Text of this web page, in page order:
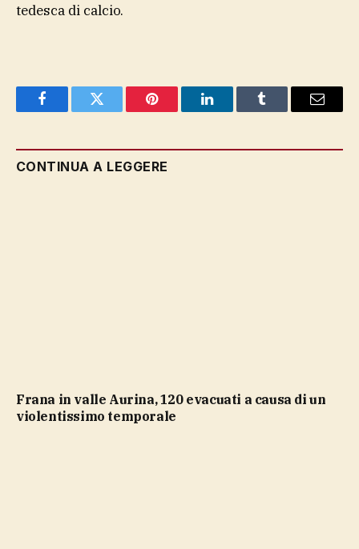
tedesca di calcio.
FacebookTwitter Pinterest LinkedInTumblr Email
CONTINUA A LEGGERE
Frana in valle Aurina, 120 evacuati a causa di un
violentissimo temporale